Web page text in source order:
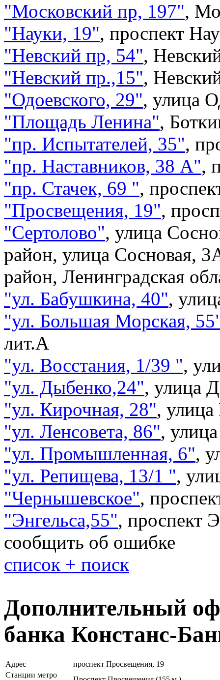
"Московский пр, 197",
"Науки, 19", проспект
"Невский пр, 54",
"Невский пр.,15",
"Одоевского, 29", улица
"Площадь Ленина",
"пр. Испытателей, 35",
"пр. Наставников, 38 А",
"пр. Стачек, 69 ",
"Просвещения, 19",
"Сертолово", улица
район, улица Сосновая,
район, Ленинградская
"ул. Бабушкина, 40",
"ул. Большая Морская,
лит.А
"ул. Восстания, 1/39 ",
"ул. Дыбенко,24", улица
"ул. Кирочная, 28",
"ул. Ленсовета, 86",
"ул. Промышленная, 6",
"ул. Репищева, 13/1 ",
"Чернышевское",
"Энгельса,55", проспект
сообщить об ошибке
список + поиск
Дополнительный
банка Констанс-
Адрес
проспект Просвещения, 19
Станции метро